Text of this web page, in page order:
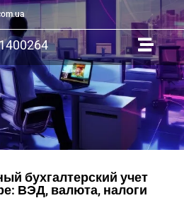
бухгалтерский учет
ВЭД, валюта, налоги